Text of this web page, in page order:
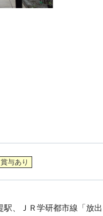
賞与あり
、ＪＲ学研都市線「放出